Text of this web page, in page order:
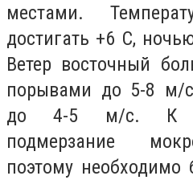
местами.
достигать +6 С,
Ветер восточный
порывами до 5-8 м/
до 4-5 м/с. К
подмерзание
поэтому